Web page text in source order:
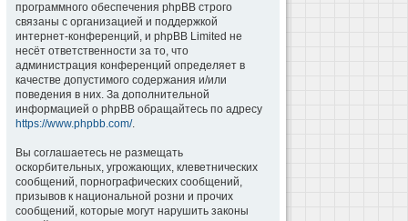
программного обеспечения phpBB строго
связаны с организацией и поддержкой
интернет-конференций, и phpBB Limited не
несёт ответственности за то, что
администрация конференций определяет в
качестве допустимого содержания и/или
поведения в них. За дополнительной
информацией о phpBB обращайтесь по адресу
https://www.phpbb.com/.
Вы соглашаетесь не размещать
оскорбительных, угрожающих, клеветнических
сообщений, порнографических сообщений,
призывов к национальной розни и прочих
сообщений, которые могут нарушить законы